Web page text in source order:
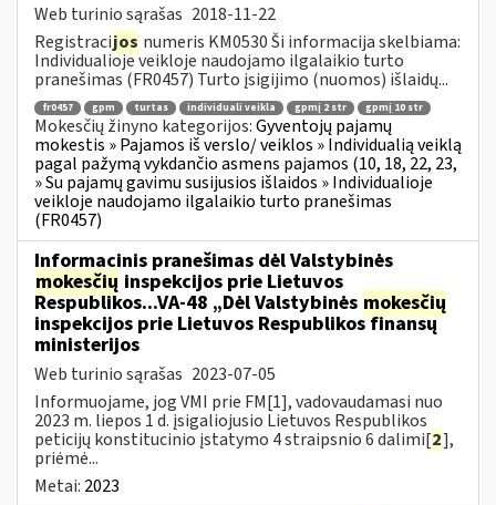
Web turinio sąrašas 2018-11-22
Registracijos numeris KM0530 Ši informacija skelbiama:
Individualioje veikloje naudojamo ilgalaikio turto
pranešimas (FR0457) Turto įsigijimo (nuomos) išlaidų...
fr0457 gpm turtas individuali veikla gpmį 2 str gpmį 10 str
Mokesčių žinyno kategorijos:Gyventojų pajamų
mokestis » Pajamos iš verslo/ veiklos » Individualią veiklą
pagal pažymą vykdančio asmens pajamos (10, 18, 22, 23,
» Su pajamų gavimu susijusios išlaidos » Individualioje
veikloje naudojamo ilgalaikio turto pranešimas
(FR0457)
Informacinis pranešimas dėl Valstybinės
mokesčių inspekcijos prie Lietuvos
Respublikos...VA-48 „Dėl Valstybinės mokesčių
inspekcijos prie Lietuvos Respublikos finansų
ministerijos
Web turinio sąrašas 2023-07-05
Informuojame, jog VMI prie FM[1], vadovaudamasi nuo
2023 m. liepos 1 d. įsigaliojusio Lietuvos Respublikos
peticijų konstitucinio įstatymo 4 straipsnio 6 dalimi[2],
priėmė...
Metai: 2023